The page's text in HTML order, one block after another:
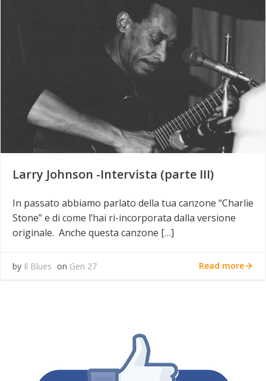
Larry Johnson -Intervista (parte III)
In passato abbiamo parlato della tua canzone “Charlie
Stone” e di come l’hai ri-incorporata dalla versione
originale. Anche questa canzone […]
by Il Blues on Gen 27 Read more